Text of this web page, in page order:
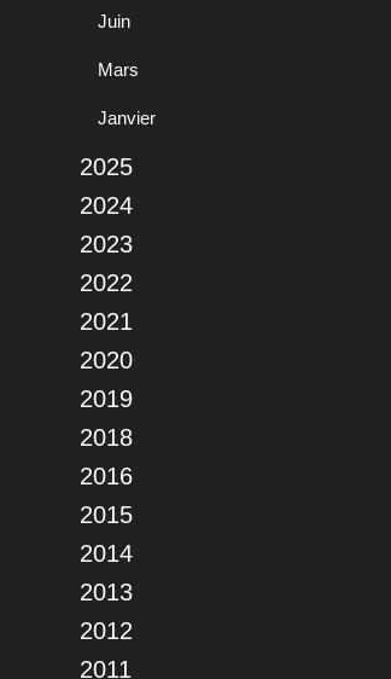
Juin
Mars
Janvier
2025
2024
2023
2022
2021
2020
2019
2018
2016
2015
2014
2013
2012
2011